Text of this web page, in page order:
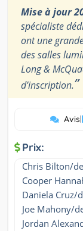
Mise à jour
spécialiste
ont une
des salles
Long &
d’inscription.”
Avis|
Prix:
Chris Bilton/
Cooper
Daniela Cruz/
Joe Mahony/
Jordan